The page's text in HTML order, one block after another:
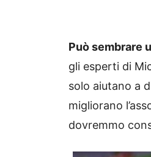
Può sembrare
gli esperti di
solo aiutano a
migliorano
dovremmo